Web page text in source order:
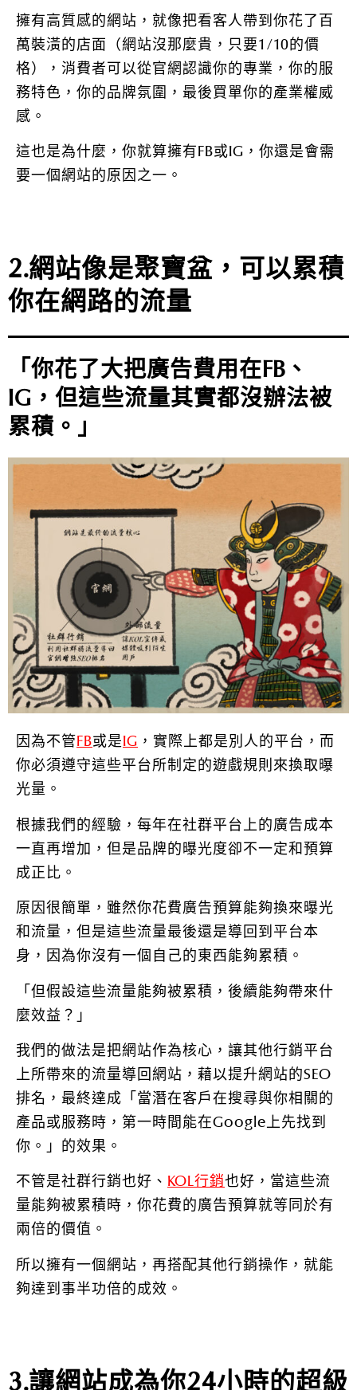
擁有高質感的網站，就像把看客人帶到你花了百
萬裝潢的店面（網站沒那麼貴，只要1/10的價
格），消費者可以從官網認識你的專業，你的服
務特色，你的品牌氛圍，最後買單你的產業權威
感。
這也是為什麼，你就算擁有FB或IG，你還是會需
要一個網站的原因之一。
2.網站像是聚寶盆，可以累積
你在網路的流量
「你花了大把廣告費用在FB、
IG，但這些流量其實都沒辦法被
累積。」
因為不管FB或是IG ，實際上都是別人的平台，而
你必須遵守這些平台所制定的遊戲規則來換取曝
光量。
根據我們的經驗，每年在社群平台上的廣告成本
一直再增加，但是品牌的曝光度卻不一定和預算
成正比。
原因很簡單，雖然你花費廣告預算能夠換來曝光
和流量，但是這些流量最後還是導回到平台本
身，因為你沒有一個自己的東西能夠累積。
「但假設這些流量能夠被累積，後續能夠帶來什
麼效益？」
我們的做法是把網站作為核心，讓其他行銷平台
上所帶來的流量導回網站，藉以提升網站的SEO
排名，最終達成「當潛在客戶在搜尋與你相關的
產品或服務時，第一時間能在Google上先找到
你。」的效果。
不管是社群行銷也好、 KOL行銷也好，當這些流
量能夠被累積時，你花費的廣告預算就等同於有
兩倍的價值。
所以擁有一個網站，再搭配其他行銷操作，就能
夠達到事半功倍的成效。
3.讓網站成為你24小時的超級